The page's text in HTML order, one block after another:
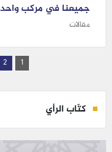
جميعنا في مركب واحد
مقالات
1
2
كتّاب الرأي